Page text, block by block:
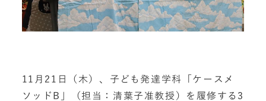
11月21日（木）、子ども発達学科「ケースメ
ソッドB」（担当：清葉子准教授）を履修する3